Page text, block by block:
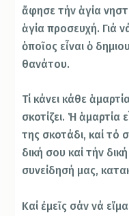
ἄφησε τήν ἁγία
ἁγία προσευχή. Γιά
ὁποῖος εἶναι ὁ
θανάτου.
Τί κάνει κάθε
σκοτίζει. Ἡ ἁμαρτία
της σκοτάδι, καί τό
δική σου καί τήν
συνείδησή μας,
Καί ἐμεῖς σάν νά